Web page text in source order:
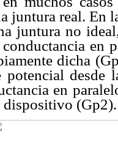
juntura real. En
juntura no
en
dicha
potencial desde
en
(Gp2).